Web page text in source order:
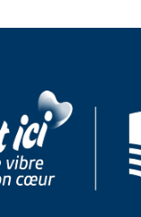
du
sur
sur